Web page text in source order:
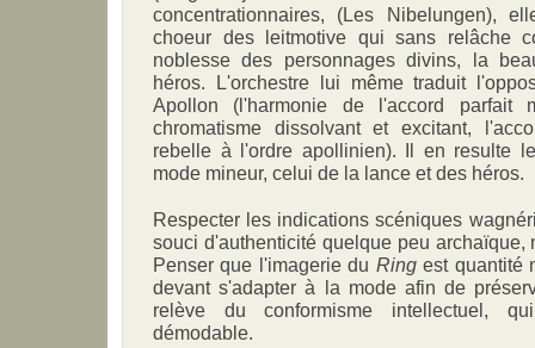
concentrationnaires, (Les Nibelungen),
choeur des leitmotive qui sans relâche
noblesse des personnages divins, la
héros. L'orchestre lui même traduit
Apollon (l'harmonie de l'accord parfait
chromatisme dissolvant et excitant,
rebelle à l'ordre apollinien). Il en resulte
mode mineur, celui de la lance et des héros.
Respecter les indications scéniques
souci d'authenticité quelque peu archaïque,
Penser que l'imagerie du Ringest quantité
devant s'adapter à la mode afin de
relève du conformisme intellectuel,
démodable.